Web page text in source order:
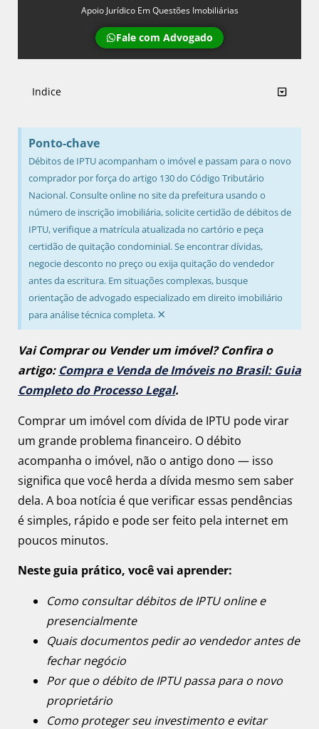
Apoio Jurídico Em Questões Imobiliárias
Fale com Advogado
Indice
Ponto-chave
Débitos de IPTU acompanham o imóvel e passam para o novo
comprador por força do artigo 130 do Código Tributário
Nacional. Consulte online no site da prefeitura usando o
número de inscrição imobiliária, solicite certidão de débitos de
IPTU, verifique a matrícula atualizada no cartório e peça
certidão de quitação condominial. Se encontrar dívidas,
negocie desconto no preço ou exija quitação do vendedor
antes da escritura. Em situações complexas, busque
orientação de advogado especializado em direito imobiliário
para análise técnica completa. ×
Vai Comprar ou Vender um imóvel? Confira o
artigo: Compra e Venda de Imóveis no Brasil: Guia
Completo do Processo Legal.
Comprar um imóvel com dívida de IPTU pode virar
um grande problema financeiro. O débito
acompanha o imóvel, não o antigo dono — isso
significa que você herda a dívida mesmo sem saber
dela. A boa notícia é que verificar essas pendências
é simples, rápido e pode ser feito pela internet em
poucos minutos.
Neste guia prático, você vai aprender:
Como consultar débitos de IPTU online e
presencialmente
Quais documentos pedir ao vendedor antes de
fechar negócio
Por que o débito de IPTU passa para o novo
proprietário
Como proteger seu investimento e evitar